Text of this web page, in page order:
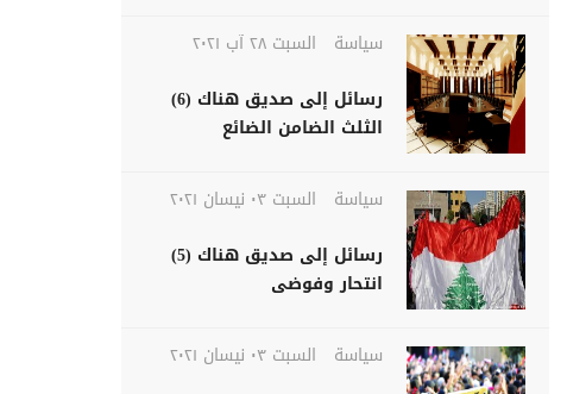
سياسة
السبت ٢٨ آب ٢٠٢١
رسائل إلى صديق هناك (6)
الثلث الضامن الضائع
سياسة
السبت ٠٣ نيسان ٢٠٢١
رسائل إلى صديق هناك (5)
انتحار وفوضى
سياسة
السبت ٠٣ نيسان ٢٠٢١